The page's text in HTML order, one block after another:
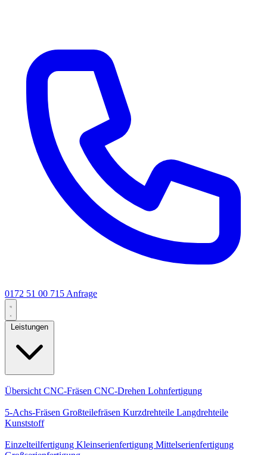
0172 51 00 715 Anfrage
Leistungen
Übersicht CNC-Fräsen CNC-Drehen Lohnfertigung
5-Achs-Fräsen Großteilefräsen Kurzdrehteile Langdrehteile
Kunststoff
Einzelteilfertigung Kleinserienfertigung Mittelserienfertigung